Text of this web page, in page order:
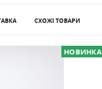
СХОЖІ ТОВАРИ
НОВИНКА